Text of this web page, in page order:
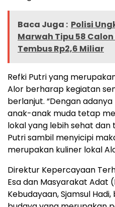
Baca Juga : Polisi
Marwah Tipu 58
Tembus Rp2,6 Miliar
Refki Putri yang
Alor berharap kegiatan
berlanjut. “Dengan
anak-anak muda tetap
lokal yang lebih sehat dan
Putri sambil menyicipi
merupakan kuliner lokal
Direktur Kepercayaan
Esa dan Masyarakat Adat
Kebudayaan, Sjamsul